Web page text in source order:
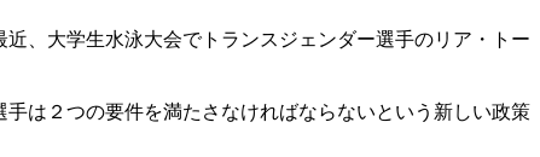
、大学生水泳大会でトランスジェンダー選手のリア・トー
は２つの要件を満たさなければならないという新しい政策